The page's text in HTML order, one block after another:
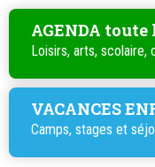
AGENDA
Loisirs, arts, scolaire,
VACANCES
Camps, stages et